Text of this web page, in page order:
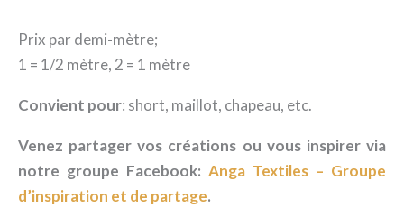
-
Rayé
de
mer
Prix par demi-mètre;
1 = 1/2 mètre, 2 = 1 mètre
Convient pour: short, maillot, chapeau, etc.
Venez partager vos créations ou vous inspirer via
notre groupe Facebook: Anga Textiles – Groupe
d’inspiration et de partage.